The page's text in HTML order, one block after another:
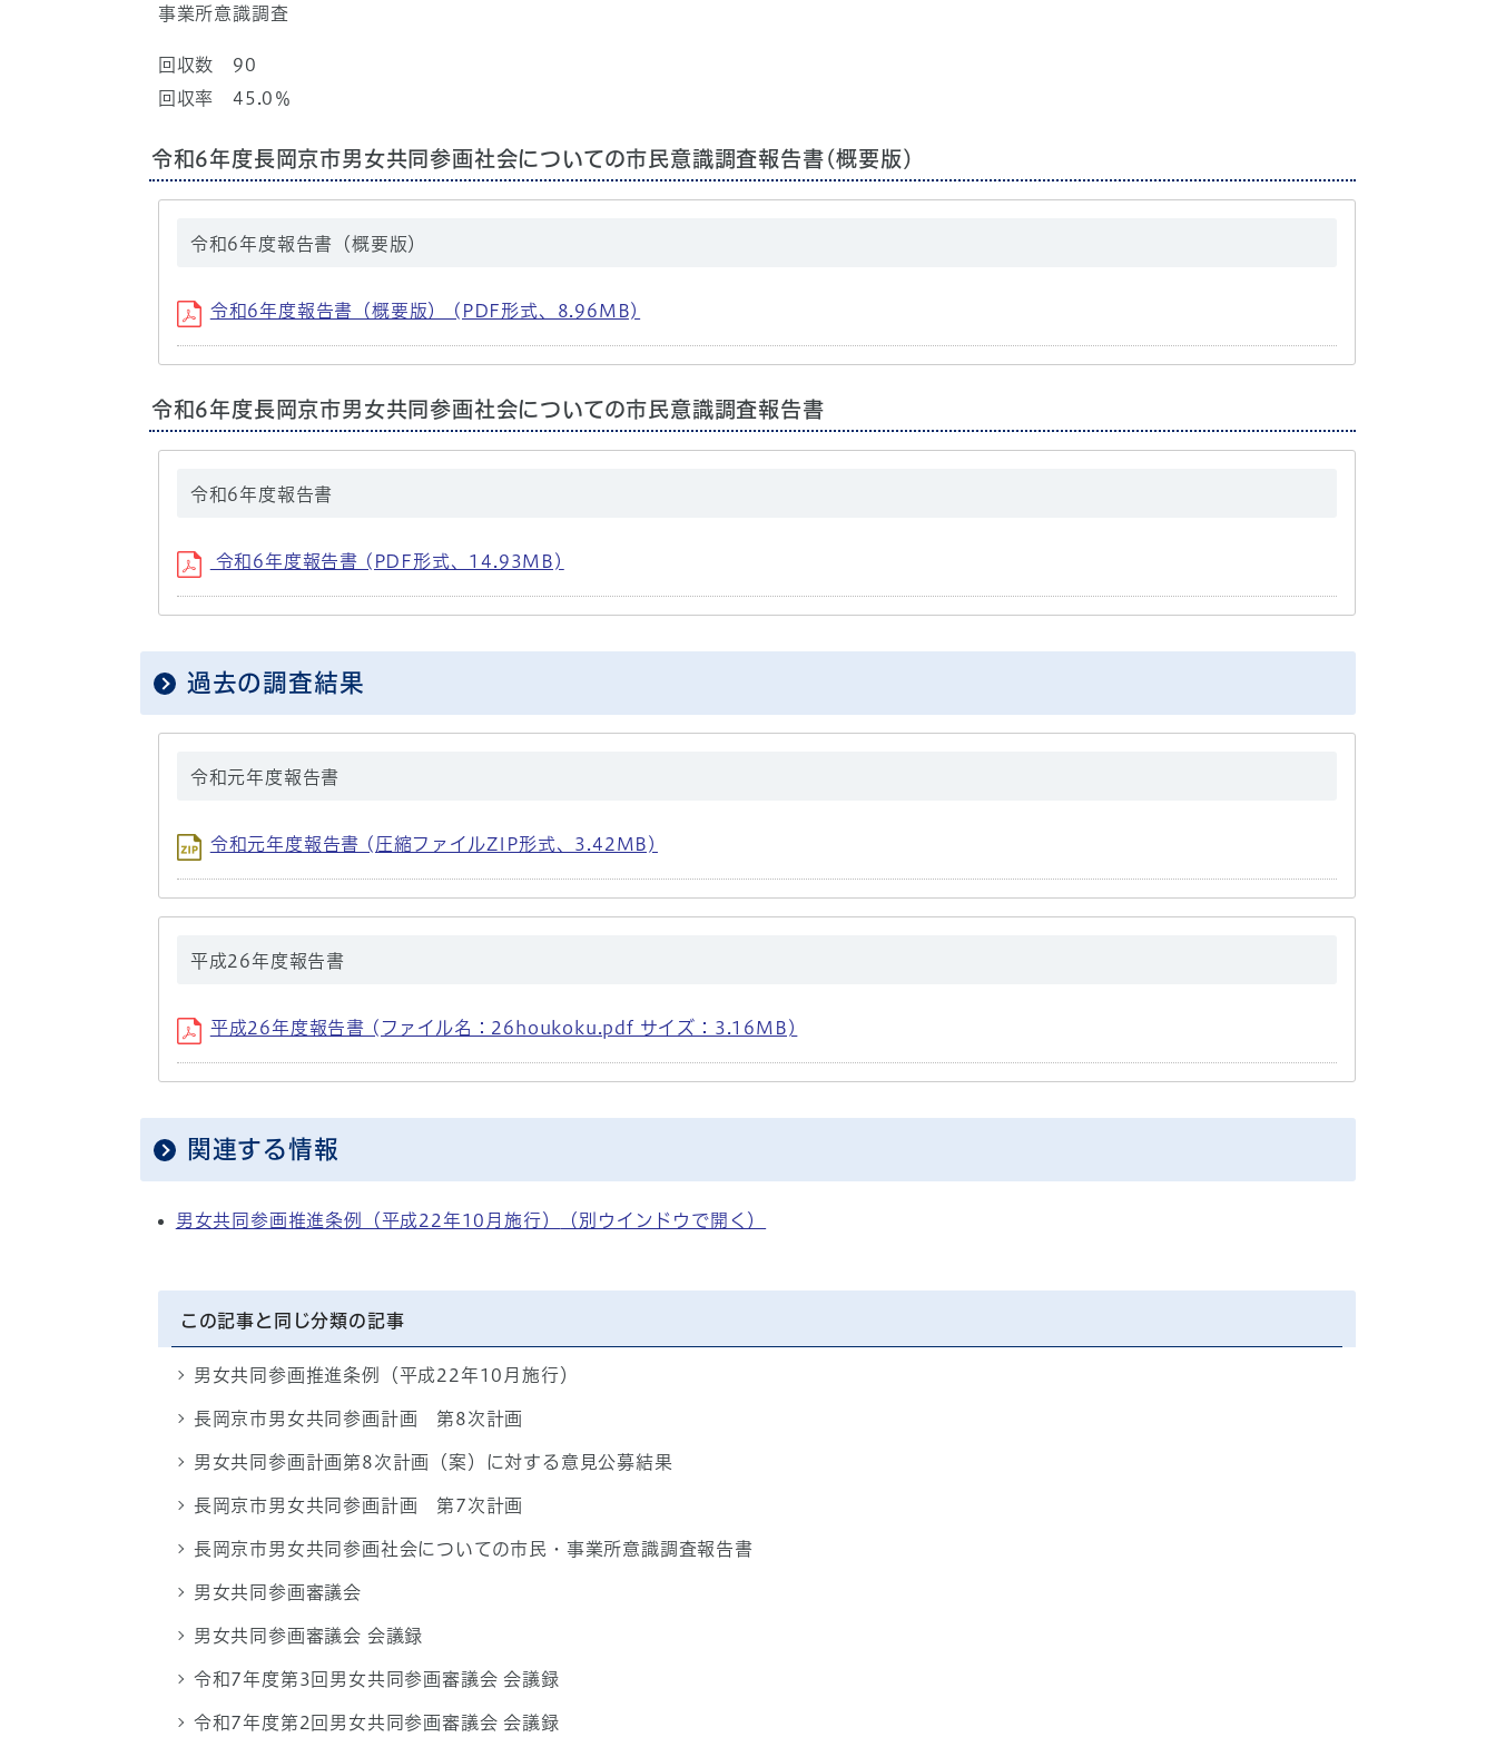
事業所意識調査
回収数 90
回収率 45.0％
令和6年度長岡京市男女共同参画社会についての市民意識調査報告書(概要版)
令和6年度報告書（概要版）
令和6年度報告書（概要版） (PDF形式、8.96MB)
令和6年度長岡京市男女共同参画社会についての市民意識調査報告書
令和6年度報告書
令和6年度報告書 (PDF形式、14.93MB)
過去の調査結果
令和元年度報告書
令和元年度報告書 (圧縮ファイルZIP形式、3.42MB)
平成26年度報告書
平成26年度報告書 (ファイル名：26houkoku.pdf サイズ：3.16MB)
関連する情報
男女共同参画推進条例（平成22年10月施行） （別ウインドウで開く）
この記事と同じ分類の記事
男女共同参画推進条例（平成22年10月施行）
長岡京市男女共同参画計画 第8次計画
男女共同参画計画第8次計画（案）に対する意見公募結果
長岡京市男女共同参画計画 第7次計画
長岡京市男女共同参画社会についての市民・事業所意識調査報告書
男女共同参画審議会
男女共同参画審議会 会議録
令和7年度第3回男女共同参画審議会 会議録
令和7年度第2回男女共同参画審議会 会議録